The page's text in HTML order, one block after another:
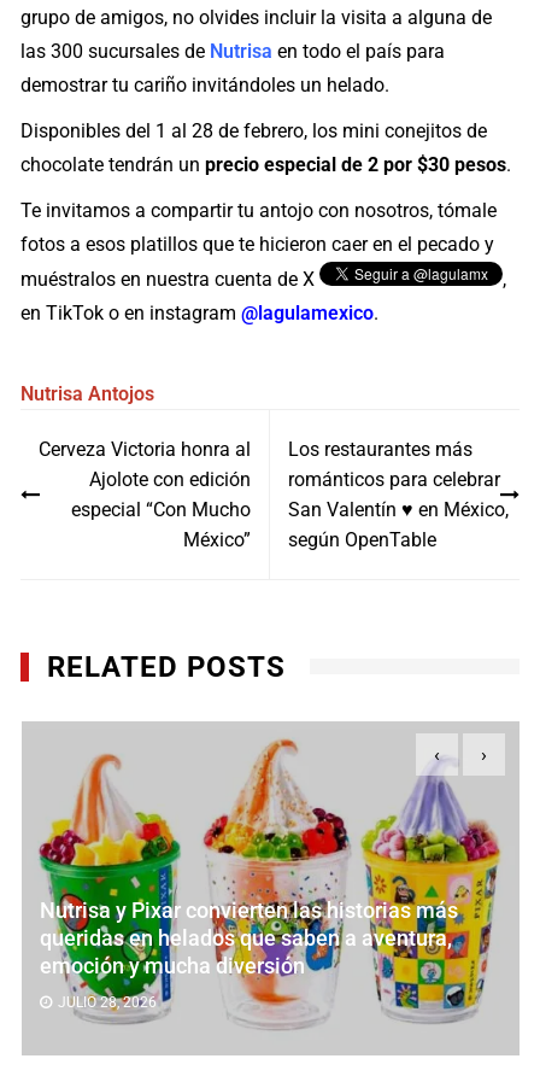
grupo de amigos, no olvides incluir la visita a alguna de
las 300 sucursales de Nutrisa en todo el país para
demostrar tu cariño invitándoles un helado.
Disponibles del 1 al 28 de febrero, los mini conejitos de
chocolate tendrán un precio especial de 2 por $30 pesos.
Te invitamos a compartir tu antojo con nosotros, tómale
fotos a esos platillos que te hicieron caer en el pecado y
muéstralos en nuestra cuenta de X
,
en TikTok o en instagram@lagulamexico.
Nutrisa Antojos
de
entradas
Cerveza Victoria honra al
Ajolote con edición
especial “Con Mucho
México”
Los restaurantes más
románticos para celebrar
San Valentín ♥️ en México,
según OpenTable
RELATED POSTS
Nutrisa y Pixar convierten las historias más
queridas en helados que saben a aventura,
emoción y mucha diversión
JULIO 28, 2026
‹ ›